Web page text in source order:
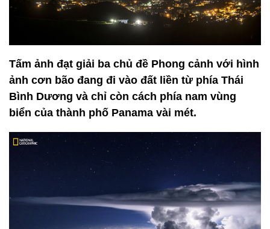
Tấm ảnh đạt giải ba chủ đề Phong cảnh với hình
ảnh cơn bão đang đi vào đất liền từ phía Thái
Bình Dương và chỉ còn cách phía nam vùng
biển của thành phố Panama vài mét.